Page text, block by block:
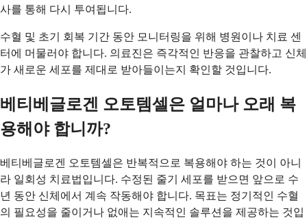
사를 통해 다시 투여됩니다.
수혈 및 초기 회복 기간 동안 모니터링을 위해 병원이나 치료 센
터에 머물러야 합니다. 의료진은 즉각적인 반응을 관찰하고 신체
가 새로운 세포를 제대로 받아들이는지 확인할 것입니다.
베티베글로겐 오토템셀은 얼마나 오래 복
용해야 합니까?
베티베글로겐 오토템셀은 반복적으로 복용해야 하는 것이 아니
라 일회성 치료법입니다. 수정된 줄기 세포를 받으면 앞으로 수
년 동안 신체에서 계속 작동해야 합니다. 목표는 정기적인 수혈
의 필요성을 줄이거나 없애는 지속적인 솔루션을 제공하는 것입